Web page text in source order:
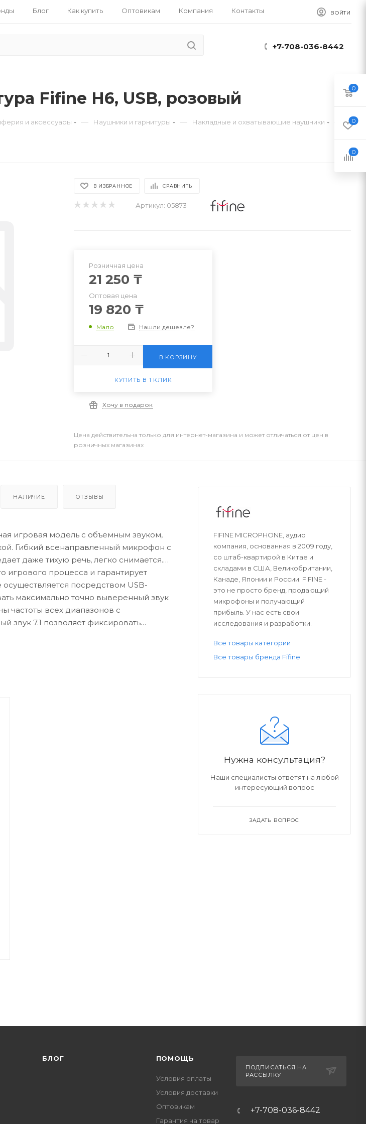
Блог Как купить Оптовикам Компания Контакты ВОЙТИ
+7-708-036-8442
Fifine H6, USB, розовый
и аксессуары — Наушники и гарнитуры — Накладные и охватывающие наушники —
В ИЗБРАННОЕ СРАВНИТЬ
Артикул: 05873
Розничная цена
21 250 ₸
Оптовая цена
19 820 ₸
Мало Нашли дешевле?
В КОРЗИНУ
КУПИТЬ В 1 КЛИК
Хочу в подарок
Цена действительна только для интернет-магазина и может отличаться от цен в
розничных магазинах
НАЛИЧИЕ ОТЗЫВЫ
игровая модель с объемным звуком,
Гибкий всенаправленный микрофон с
даже тихую речь, легко снимается.
игрового процесса и гарантирует
посредством USB-
максимально точно выверенный звук
частоты всех диапазонов с
звук 7.1 позволяет фиксировать
FIFINE MICROPHONE, аудио
компания, основанная в 2009 году,
со штаб-квартирой в Китае и
складами в США, Великобритании,
Канаде, Японии и России. FIFINE -
это не просто бренд, продающий
микрофоны и получающий
прибыль. У нас есть свои
исследования и разработки.
Все товары категории
Все товары бренда Fifine
Нужна консультация?
Наши специалисты ответят на любой
интересующий вопрос
ЗАДАТЬ ВОПРОС
БЛОГ ПОМОЩЬ
Условия оплаты
Условия доставки
Оптовикам
Гарантия на товар
ПОДПИСАТЬСЯ НА
РАССЫЛКУ
+7-708-036-8442
0
0
0